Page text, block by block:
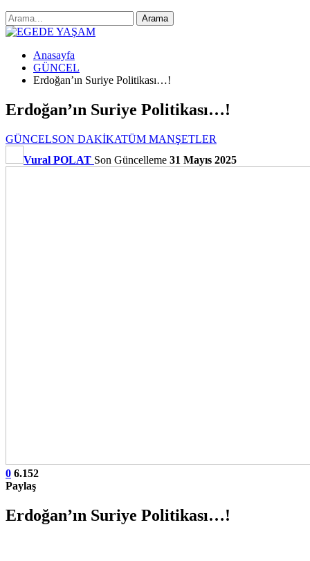
Anasayfa
GÜNCEL
Erdoğan’ın Suriye Politikası…!
Erdoğan’ın Suriye Politikası…!
GÜNCELSON DAKİKATÜM MANŞETLER
Vural POLAT Son Güncelleme 31 Mayıs 2025
0 6.152
Paylaş
Erdoğan’ın Suriye Politikası…!